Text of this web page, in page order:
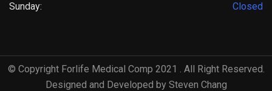
Sunday:
Closed
© Copyright Forlife Medical Comp 2021 . All Right Reserved.
Designed and Developed by Steven Chang